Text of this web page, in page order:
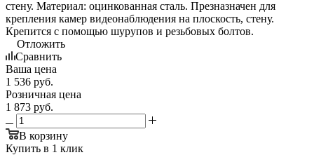
стену. Материал: оцинкованная сталь. Презназначен для
крепления камер видеонаблюдения на плоскость, стену.
Крепится с помощью шурупов и резьбовых болтов.
Отложить
Сравнить
Ваша цена
1 536 руб.
Розничная цена
1 873 руб.
В корзину
Купить в 1 клик